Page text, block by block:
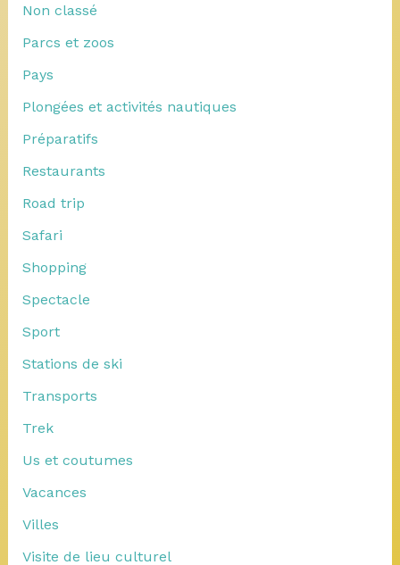
Non classé
Parcs et zoos
Pays
Plongées et activités nautiques
Préparatifs
Restaurants
Road trip
Safari
Shopping
Spectacle
Sport
Stations de ski
Transports
Trek
Us et coutumes
Vacances
Villes
Visite de lieu culturel